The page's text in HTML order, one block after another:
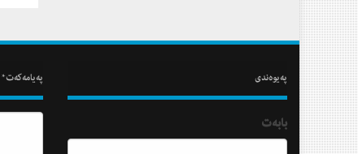
په‌یامه‌كه‌ت* په‌یوه‌ندی
بابه‌ت